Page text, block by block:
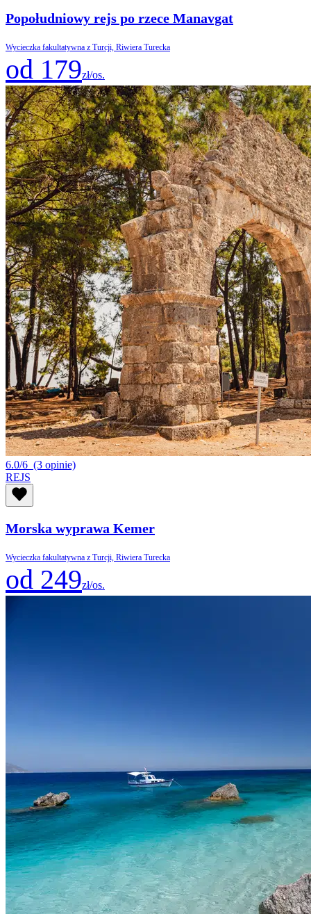
Popołudniowy rejs po rzece Manavgat
Wycieczka fakultatywna z Turcji, Riwiera Turecka
od 179zł/os.
6.0/6 (3 opinie)
REJS
Morska wyprawa Kemer
Wycieczka fakultatywna z Turcji, Riwiera Turecka
od 249zł/os.